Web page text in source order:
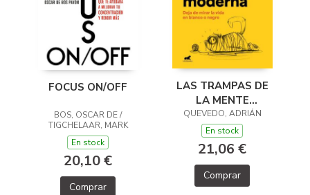
FOCUS ON/OFF
BOS, OSCAR DE /
TIGCHELAAR, MARK
En stock
20,10 €
Comprar
LAS TRAMPAS DE
LA MENTE
MODERNA
QUEVEDO, ADRIÁN
En stock
21,06 €
Comprar